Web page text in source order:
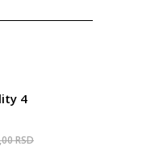
4
RSD